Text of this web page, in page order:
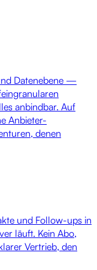
Datenebene —
anbindbar. Auf
Anbieter-
denen
und Follow-ups in
läuft. Kein Abo,
Vertrieb, den